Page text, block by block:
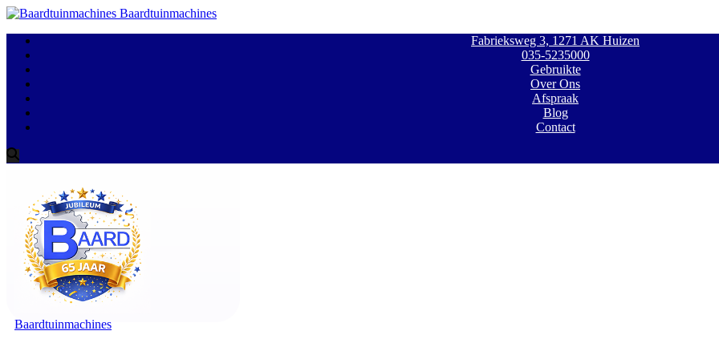
Baardtuinmachines
Fabrieksweg 3, 1271 AK Huizen
035-5235000
Gebruikte
Over Ons
Afspraak
Blog
Contact
Baardtuinmachines